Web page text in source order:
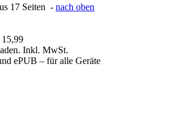
17 Seiten - nach oben
Inkl. MwSt.
ePUB – für alle Geräte